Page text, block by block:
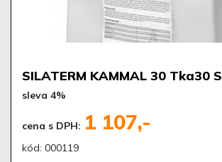
SILATERM KAMMAL 30 Tka30 S
sleva 4%
cena s DPH: 1 107,-
kód: 000119